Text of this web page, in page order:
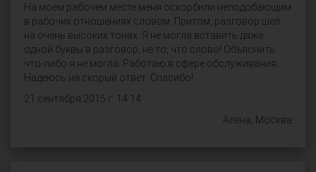
На моем рабочем месте меня оскорбили неподобающим
в рабочих отношениях словом. Притом, разговор шел
на очень высоких тонах. Я не могла вставить даже
одной буквы в разговор, не то, что слово! Объяснить
что-либо я не могла. Работаю в сфере обслуживания.
Надеюсь на скорый ответ. Спасибо!
21 сентября 2015 г. 14:14
Алена, Москва